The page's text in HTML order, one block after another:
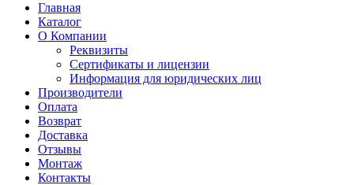
Главная
Каталог
О Компании
Реквизиты
Сертификаты и лицензии
Информация для юридических лиц
Производители
Оплата
Возврат
Доставка
Отзывы
Монтаж
Контакты